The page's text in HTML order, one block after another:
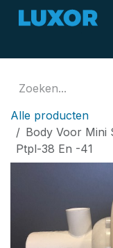
Overslaan naar inhoud
Alle producten
Body Voor Mini
Ptpl-38 En -41